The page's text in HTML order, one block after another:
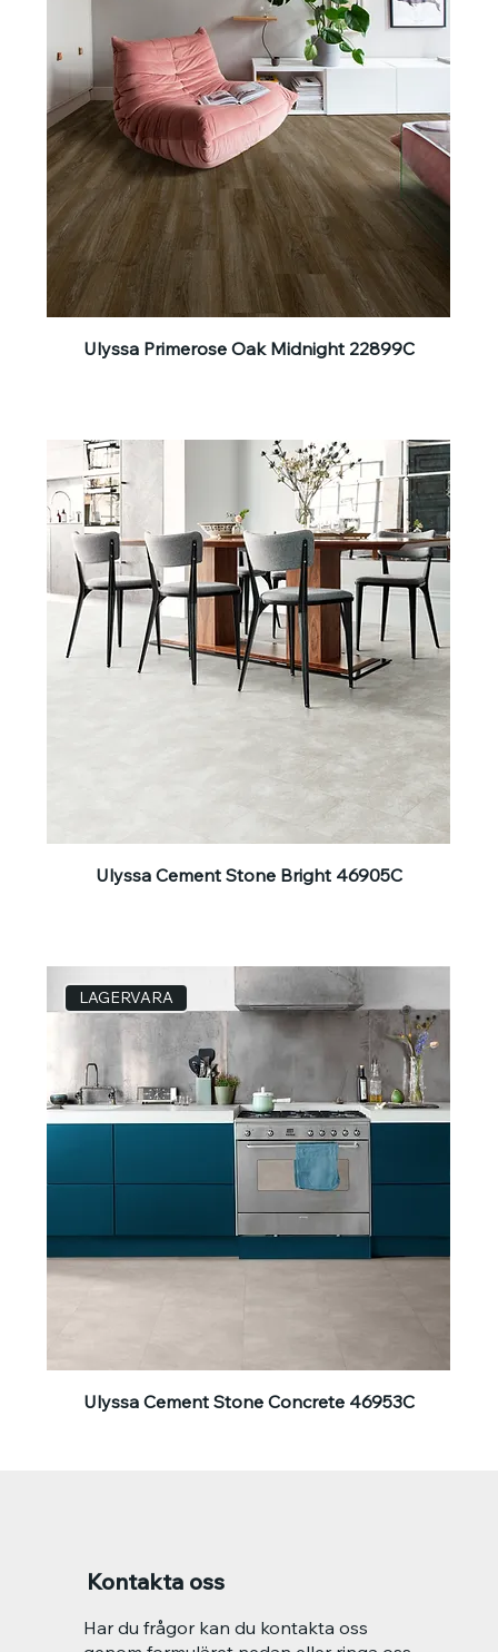
Kontakta oss
Har du frågor kan du kontakta oss
Ulyssa Primerose Oak Midnight 22899C
Ulyssa Cement Stone Bright 46905C
LAGERVARA
Ulyssa Cement Stone Concrete 46953C